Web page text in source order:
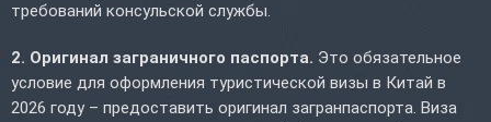
требований консульской службы.
2. Оригинал заграничного паспорта. Это обязательное
условие для оформления туристической визы в Китай в
2026 году – предоставить оригинал загранпаспорта. Виза